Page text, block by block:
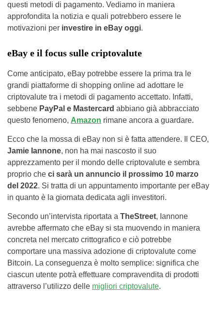
questi metodi di pagamento. Vediamo in maniera
approfondita la notizia e quali potrebbero essere le
motivazioni per investire in eBay oggi.
eBay e il focus sulle criptovalute
Come anticipato, eBay potrebbe essere la prima tra le
grandi piattaforme di shopping online ad adottare le
criptovalute tra i metodi di pagamento accettato. Infatti,
sebbene PayPal e Mastercard abbiano già abbracciato
questo fenomeno, Amazon rimane ancora a guardare.
Ecco che la mossa di eBay non si è fatta attendere. Il CEO,
Jamie Iannone, non ha mai nascosto il suo
apprezzamento per il mondo delle criptovalute e sembra
proprio che ci sarà un annuncio il prossimo 10 marzo
del 2022. Si tratta di un appuntamento importante per eBay
in quanto è la giornata dedicata agli investitori.
Secondo un’intervista riportata a TheStreet, Iannone
avrebbe affermato che eBay si sta muovendo in maniera
concreta nel mercato crittografico e ciò potrebbe
comportare una massiva adozione di criptovalute come
Bitcoin. La conseguenza è molto semplice: significa che
ciascun utente potrà effettuare compravendita di prodotti
attraverso l’utilizzo delle migliori criptovalute.